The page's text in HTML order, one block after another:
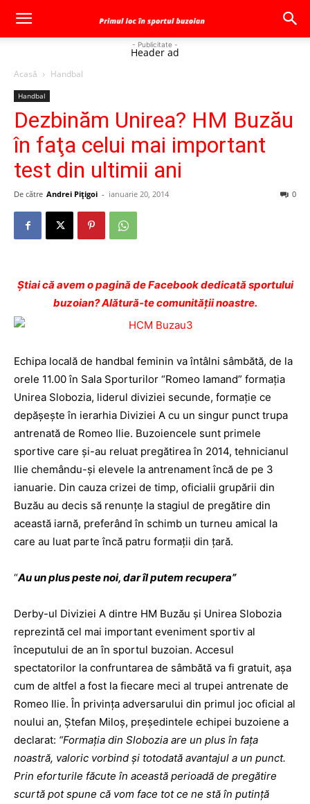
- Publicitate -
Header ad
Acasă Handbal
Handbal
Dezbinăm Unirea? HM Buzău
în faţa celui mai important
test din ultimii ani
De către Andrei Pițigoi - ianuarie 20, 2014 0
Ştiai că avem o pagină de Facebook dedicată sportului
buzoian? Alătură-te comunității noastre.
Echipa locală de handbal feminin va întâlni sâmbătă, de la
orele 11.00 în Sala Sporturilor “Romeo Iamand” formaţia
Unirea Slobozia, liderul diviziei secunde, formaţie ce
depăşeşte în ierarhia Diviziei A cu un singur punct trupa
antrenată de Romeo Ilie. Buzoiencele sunt primele
sportive care şi-au reluat pregătirea în 2014, tehnicianul
Ilie chemându-şi elevele la antrenament încă de pe 3
ianuarie. Din cauza crizei de timp, oficialii grupării din
Buzău au decis să renunţe la stagiul de pregătire din
această iarnă, preferând în schimb un turneu amical la
care au luat parte încă patru formaţii din ţară.
“Au un plus peste noi, dar îl putem recupera”
Derby-ul Diviziei A dintre HM Buzău şi Unirea Slobozia
reprezintă cel mai important eveniment sportiv al
începutului de an în sportul buzoian. Accesul
spectatorilor la confruntarea de sâmbătă va fi gratuit, aşa
cum de altfel a fost la fiecare meci al trupei antrenate de
Romeo Ilie. În privinţa adversarului din primul joc oficial al
noului an, Ştefan Miloş, preşedintele echipei buzoiene a
declarat: “Formaţia din Slobozia are un plus în faţa
noastră, valoric vorbind şi totodată avantajul a un punct.
Prin eforturile făcute în această perioadă de pregătire
scurtă pot spune că vom face tot ce ne stă în putinţă